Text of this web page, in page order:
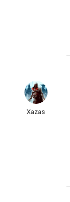
Xazas